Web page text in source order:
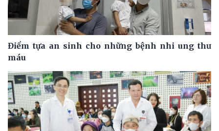
Điểm tựa an sinh cho những bệnh nhi ung thư
máu